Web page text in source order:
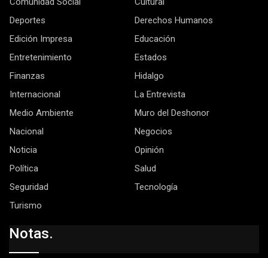
Deportes
Derechos Humanos
Edición Impresa
Educación
Entretenimiento
Estados
Finanzas
Hidalgo
Internacional
La Entrevista
Medio Ambiente
Muro del Deshonor
Nacional
Negocios
Noticia
Opinión
Política
Salud
Seguridad
Tecnología
Turismo
Notas.